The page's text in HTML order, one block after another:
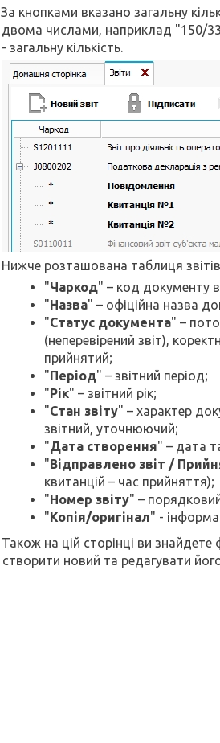
За кнопками вказано загальну
двома числами, наприклад "150/
- загальну кількість.
Нижче розташована таблиця
"Чаркод" – код документу
"Назва" – офіційна назва
"Статус документа" –
(неперевірений звіт),
прийнятий;
"Період" – звітний період;
"Рік" – звітний рік;
"Стан звіту" – характер
звітний, уточнюючий;
"Дата створення" – дата
"Відправлено звіт /
квитанцій – час прийняття);
"Номер звіту" –
"Копія/оригінал" -
Також на цій сторінці ви знайдете
створити новий та редагувати